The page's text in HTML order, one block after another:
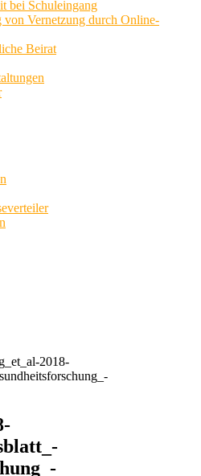
bei Schuleingang
Vernetzung durch Online-
Beirat
2018-